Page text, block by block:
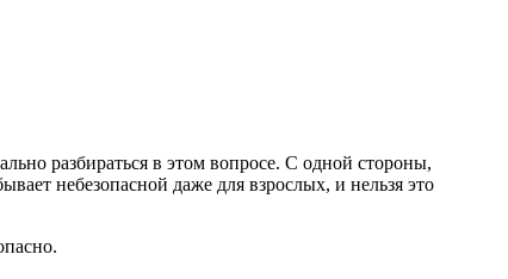
разбираться в этом вопросе. С одной стороны,
небезопасной даже для взрослых, и нельзя это